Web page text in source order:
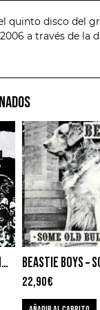
quinto disco del
a través de la
RIOT PROPAGANDA – AGENDA OCULTA
22,90€